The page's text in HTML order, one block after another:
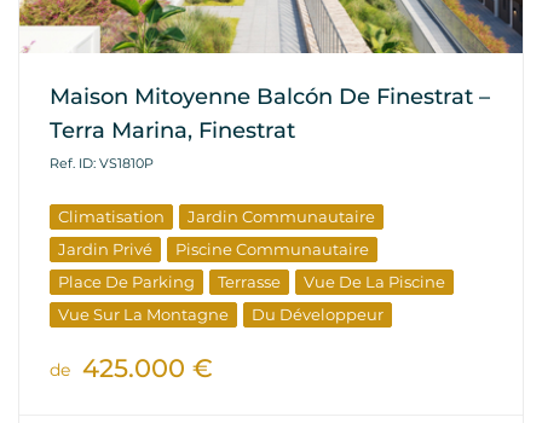
Maison Mitoyenne Balcón De Finestrat –
Terra Marina, Finestrat
Ref. ID: VS1810P
Climatisation
Jardin Communautaire
Jardin Privé
Piscine Communautaire
Place De Parking
Terrasse
Vue De La Piscine
Vue Sur La Montagne
Du Développeur
de 425.000 €